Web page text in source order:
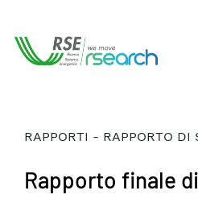
RAPPORTI - RAPPORTO DI
Rapporto finale